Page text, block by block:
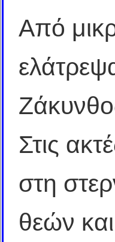
Από
Στις
στη
θεών